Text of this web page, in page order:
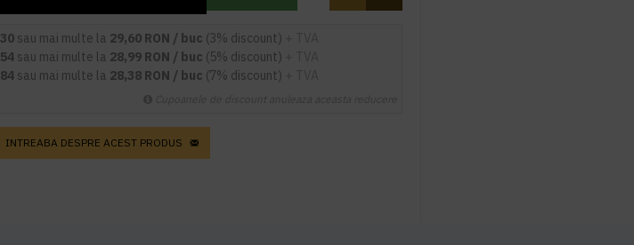
30 sau mai multe la 29,60 RON / buc (3% discount)
54 sau mai multe la 28,99 RON / buc (5% discount)
84 sau mai multe la 28,38 RON / buc (7% discount)
INTREABA DESPRE ACEST PRODUS